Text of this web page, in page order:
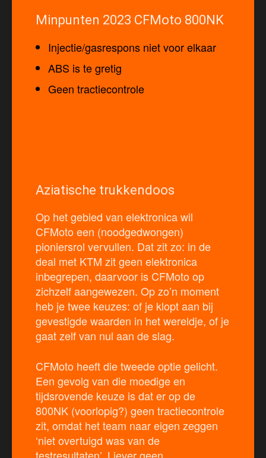
Minpunten 2023 CFMoto 800NK
Injectie/gasrespons niet voor elkaar
ABS is te gretig
Geen tractiecontrole
Aziatische trukkendoos
Op het gebied van elektronica wil
CFMoto een (noodgedwongen)
pioniersrol vervullen. Dat zit zo: in de
deal met KTM zit geen elektronica
inbegrepen, daarvoor is CFMoto op
zichzelf aangewezen. Op zo’n moment
heb je twee keuzes: of je klopt aan bij
gevestigde waarden in het wereldje, of je
gaat zelf van nul aan de slag.
CFMoto heeft die tweede optie gelicht.
Een gevolg van die moedige en
tijdsrovende keuze is dat er op de
800NK (voorlopig?) geen tractiecontrole
zit, omdat het team naar eigen zeggen
‘niet overtuigd was van de